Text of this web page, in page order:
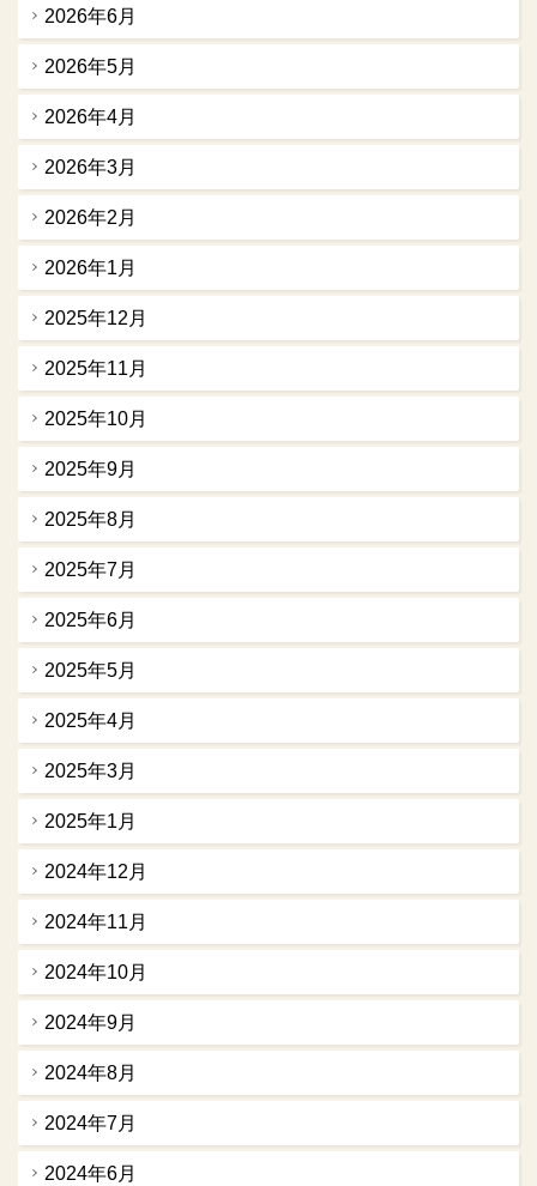
2026年6月
2026年5月
2026年4月
2026年3月
2026年2月
2026年1月
2025年12月
2025年11月
2025年10月
2025年9月
2025年8月
2025年7月
2025年6月
2025年5月
2025年4月
2025年3月
2025年1月
2024年12月
2024年11月
2024年10月
2024年9月
2024年8月
2024年7月
2024年6月